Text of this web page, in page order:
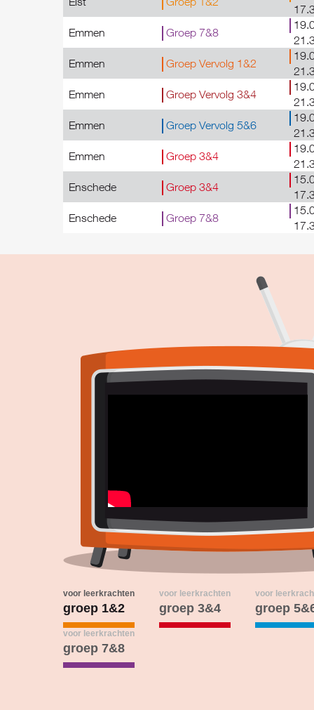
Emmen
Groep 7&8
Emmen
Groep Vervolg 1&2
Emmen
Groep Vervolg 3&4
Emmen
Groep Vervolg 5&6
Emmen
Groep 3&4
Enschede
Groep 3&4
Enschede
Groep 7&8
voor leerkrachten
groep 1&2
voor leerkrachten
groep 3&4
voor
groep
voor leerkrachten
groep 7&8